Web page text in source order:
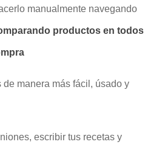
manualmente navegando
productos en todos
de manera más fácil, úsado y
escribir tus recetas y